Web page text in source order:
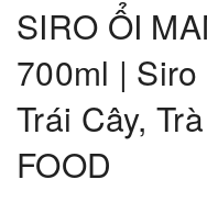
SIRO ỔI
700ml |
Trái Cây,
FOOD